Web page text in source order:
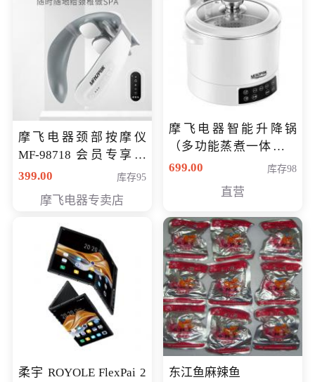
摩飞电器颈部按摩仪
MF-98718 会员专享价
299元
399.00 库存95
摩飞电器专卖店
摩飞电器智能升降锅
（多功能蒸煮一体锅）
（智能升降养生锅） 会
699.00 库存98
直营
柔宇 ROYOLE FlexPai 2
东江鱼麻辣鱼